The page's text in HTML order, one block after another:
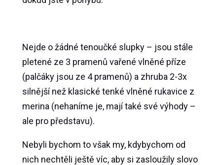
Nejde o žádné tenoučké slupky – jsou stále
pletené ze 3 pramenů vařené vlněné příze
(palčáky jsou ze 4 pramenů) a zhruba 2-3x
silnější než klasické tenké vlněné rukavice z
merina (nehaníme je, mají také své výhody –
ale pro představu).
Nebyli bychom to však my, kdybychom od
nich nechtěli ještě víc, aby si zasloužily slovo